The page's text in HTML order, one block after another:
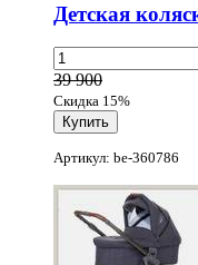
Детская
39 900
Скидка 15%
Артикул: be-360786